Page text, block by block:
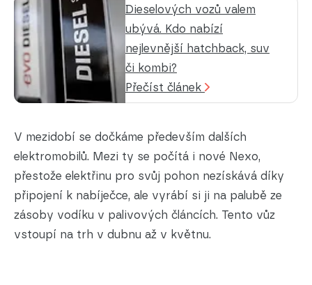
Dieselových vozů valem
ubývá. Kdo nabízí
nejlevnější hatchback, suv
či kombi?
Přečíst článek
V mezidobí se dočkáme především dalších
elektromobilů. Mezi ty se počítá i nové Nexo,
přestože elektřinu pro svůj pohon nezískává díky
připojení k nabíječce, ale vyrábí si ji na palubě ze
zásoby vodíku v palivových článcích. Tento vůz
vstoupí na trh v dubnu až v květnu.